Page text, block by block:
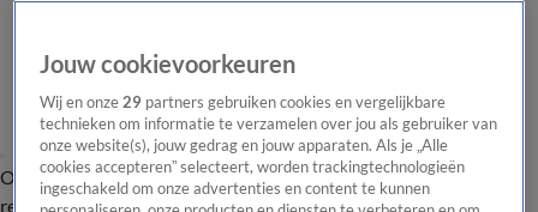
Overzicht Laatste nieuws Regionieuws Het beste van Hart
Tip de
redactie
Jouw cookievoorkeuren
Wij en onze29 partners gebruiken cookies en vergelijkbare
technieken om informatie te verzamelen over jou als gebruiker van
onze website(s), jouw gedrag en jouw apparaten. Als je „Alle
cookies accepteren” selecteert, worden trackingtechnologieën
ingeschakeld om onze advertenties en content te kunnen